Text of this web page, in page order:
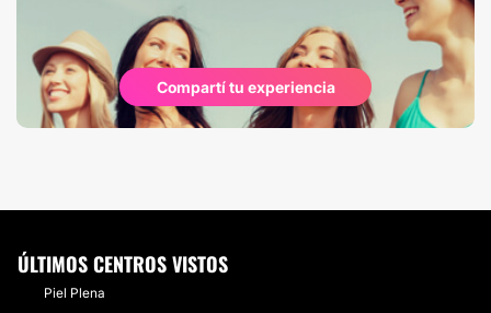
Compartí tu experiencia
ÚLTIMOS CENTROS VISTOS
Piel Plena